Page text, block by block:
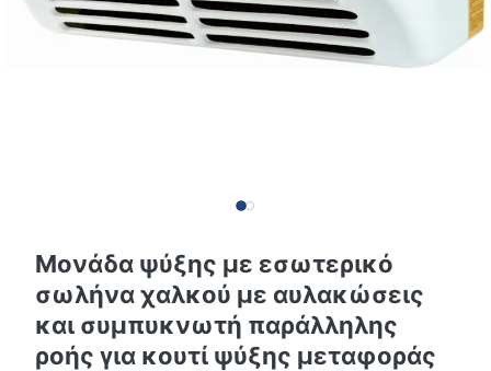
Μονάδα ψύξης με εσωτερικό
σωλήνα χαλκού με αυλακώσεις
και συμπυκνωτή παράλληλης
ροής για κουτί ψύξης μεταφοράς